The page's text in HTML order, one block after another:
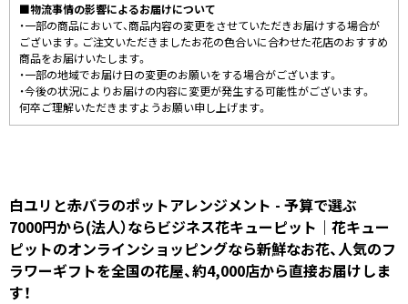
■物流事情の影響によるお届けについて
・一部の商品において、商品内容の変更をさせていただきお届けする場合が
ございます。ご注文いただきましたお花の色合いに合わせた花店のおすすめ
商品をお届けいたします。
・一部の地域でお届け日の変更のお願いをする場合がございます。
・今後の状況によりお届けの内容に変更が発生する可能性がございます。
何卒ご理解いただきますようお願い申し上げます。
白ユリと赤バラのポットアレンジメント - 予算で選ぶ
7000円から(法人）ならビジネス花キューピット｜花キュー
ピットのオンラインショッピングなら新鮮なお花、人気のフ
ラワーギフトを全国の花屋、約4,000店から直接お届けしま
す！